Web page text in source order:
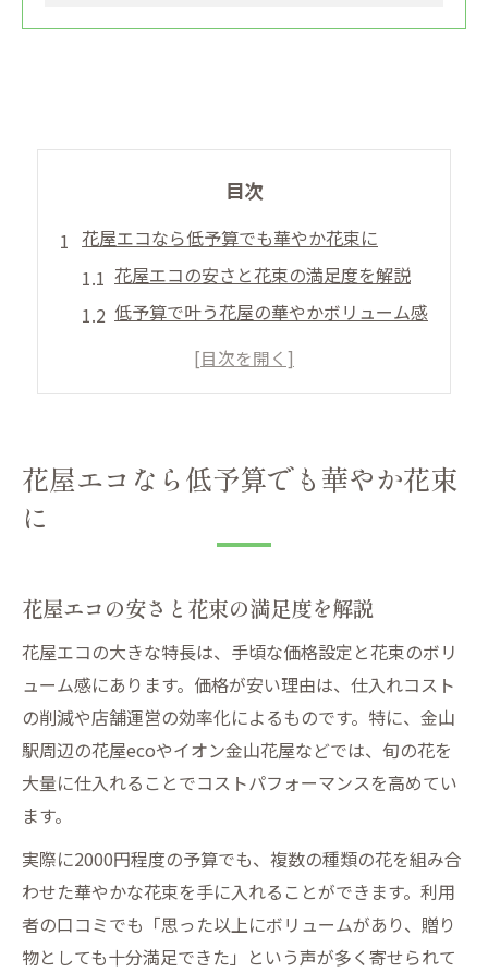
目次
花屋エコなら低予算でも華やか花束に
花屋エコの安さと花束の満足度を解説
低予算で叶う花屋の華やかボリューム感
花屋選びで変わるエコな花束の魅力
安さ重視派が注目する花屋の選び方
花屋で安さと品質を両立する選び方
花屋エコ活用のメリットと注意点解説
お得な花屋選びに役立つポイントまとめ
花束ボリュームの違いは花屋選びで決まる
花屋ごとに異なる花束のボリューム感
花屋エコで大きな花束を安く手に入れる
花束の見栄えが花屋選びでどう変わるか
比較でわかる花屋の花束ボリュームの差
エコの花屋利用時に知りたいポイント
花屋エコの営業時間や便利な活用法
花屋エコなら低予算でも華やか花束
に
花屋エコの安さと花束の満足度を解説
花屋エコの大きな特長は、手頃な価格設定と花束のボリ
ューム感にあります。価格が安い理由は、仕入れコスト
の削減や店舗運営の効率化によるものです。特に、金山
駅周辺の花屋ecoやイオン金山花屋などでは、旬の花を
大量に仕入れることでコストパフォーマンスを高めてい
ます。
実際に2000円程度の予算でも、複数の種類の花を組み合
わせた華やかな花束を手に入れることができます。利用
者の口コミでも「思った以上にボリュームがあり、贈り
物としても十分満足できた」という声が多く寄せられて